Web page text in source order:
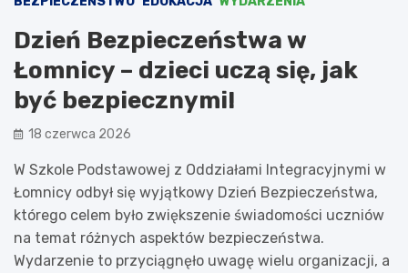
Dzień Bezpieczeństwa w
Łomnicy – dzieci uczą się, jak
być bezpiecznymi!
18 czerwca 2026
W Szkole Podstawowej z Oddziałami Integracyjnymi w
Łomnicy odbył się wyjątkowy Dzień Bezpieczeństwa,
którego celem było zwiększenie świadomości uczniów
na temat różnych aspektów bezpieczeństwa.
Wydarzenie to przyciągnęło uwagę wielu organizacji, a